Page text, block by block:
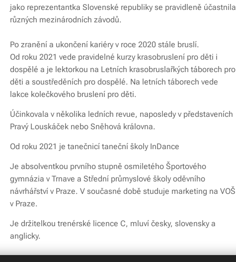
jako reprezentantka Slovenské republiky se pravidleně účastnila
různých mezinárodních závodů.
Po zranění a ukončení kariéry v roce 2020 stále bruslí.
Od roku 2021 vede pravidelné kurzy krasobruslení pro děti i
dospělé a je lektorkou na Letních krasobruslařkých táborech pro
děti a soustředěních pro dospělé. Na letních táborech vede
lakce kolečkového bruslení pro děti.
Účinkovala v několika ledních revue, naposledy v představeních
Pravý Louskáček nebo Sněhová královna.
Od roku 2021 je tanečnicí taneční školy InDance
Je absolventkou prvního stupně osmiletého Športového
gymnázia v Trnave a Střední průmyslové školy oděvního
návrhářství v Praze. V současné době studuje marketing na VOŠ
v Praze.
Je držitelkou trenérské licence C, mluví česky, slovensky a
anglicky.